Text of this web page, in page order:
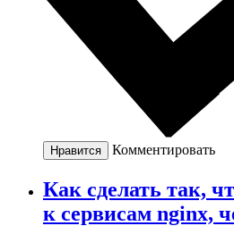
Нравится Комментировать
Как сделать так,
к сервисам nginx,